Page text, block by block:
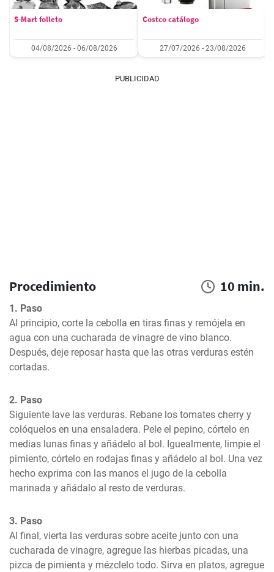
S-Mart folleto
04/08/2026 - 06/08/2026
Costco catálogo
27/07/2026 - 23/08/2026
PUBLICIDAD
Procedimiento 10 min.
1. Paso
Al principio, corte la cebolla en tiras finas y remójela en
agua con una cucharada de vinagre de vino blanco.
Después, deje reposar hasta que las otras verduras estén
cortadas.
2. Paso
Siguiente lave las verduras. Rebane los tomates cherry y
colóquelos en una ensaladera. Pele el pepino, córtelo en
medias lunas finas y añádelo al bol. Iguealmente, limpie el
pimiento, córtelo en rodajas finas y añádelo al bol. Una vez
hecho exprima con las manos el jugo de la cebolla
marinada y añádalo al resto de verduras.
3. Paso
Al final, vierta las verduras sobre aceite junto con una
cucharada de vinagre, agregue las hierbas picadas, una
pizca de pimienta y mézclelo todo. Sirva en platos, agregue